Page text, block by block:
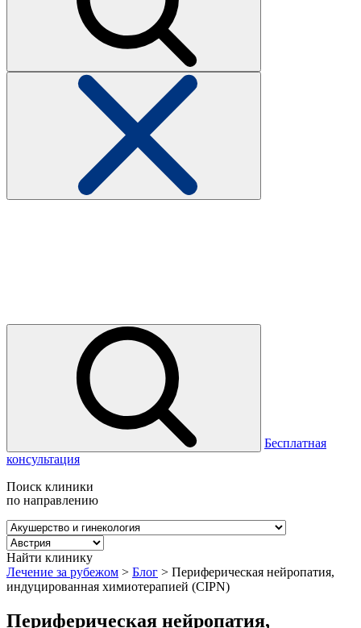
Бесплатная
консультация
Поиск клиники
по направлению
Найти клинику
Лечение за рубежом > Блог > Периферическая нейропатия,
индуцированная химиотерапией (CIPN)
Периферическая нейропатия,